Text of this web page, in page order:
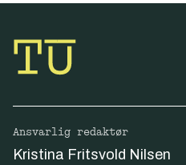
Ansvarlig redaktør
Kristina Fritsvold Nilsen